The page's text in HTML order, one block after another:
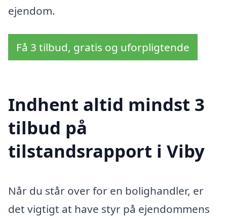
ejendom.
Få 3 tilbud, gratis og uforpligtende
Indhent altid mindst 3
tilbud på
tilstandsrapport i Viby
Når du står over for en bolighandler, er
det vigtigt at have styr på ejendommens